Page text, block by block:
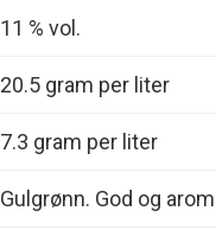
11 % vol.
20.5 gram per liter
7.3 gram per liter
Gulgrønn. God og